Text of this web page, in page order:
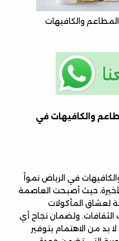
والكافيهات
والكافيهات في
في الرياض نمواً
حيث أصبحت العاصمة
لعشاق المأكولات
ولضمان نجاح أي
بد من الاهتمام بتوفير